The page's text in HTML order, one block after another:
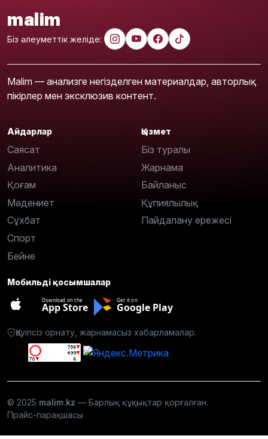
malim
Біз әлеуметтік желіде:
Malim — анализге негізделген материалдар, авторлық
пікірлер мен эксклюзив контент.
Айдарлар
Саясат
Аналитика
Қоғам
Мәдениет
Сұхбат
Спорт
Бейне
Қызмет
Біз туралы
Жарнама
Байланыс
Құпиялылық
Пайдалану ережесі
Мобильді қосымшалар
Download on the
App Store
Get it on
Google Play
Қауіпсіз орнату, жарнамасыз хабарламалар.
© 2025 malim.kz — Барлық құқықтар қорғалған.
Прайс-парақшасы